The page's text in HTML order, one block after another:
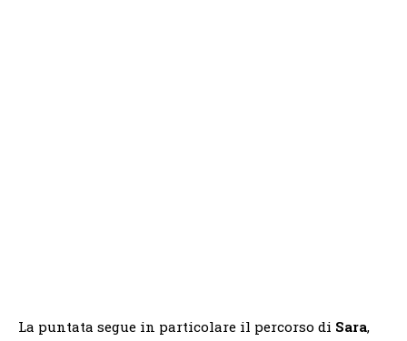
La puntata segue in particolare il percorso di Sara,